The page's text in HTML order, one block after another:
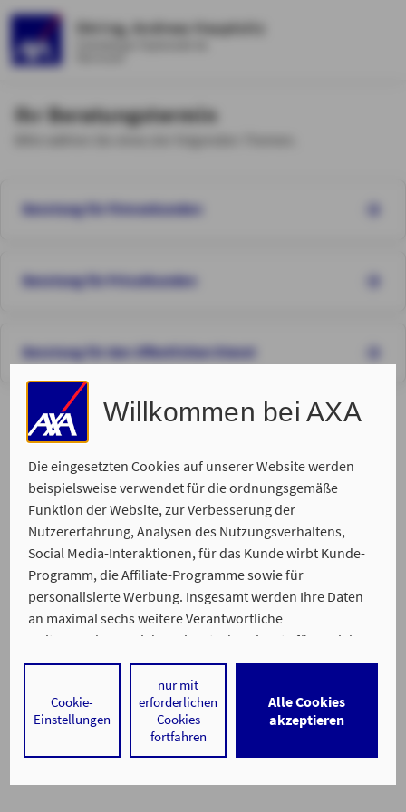
Willkommen bei AXA
Die eingesetzten Cookies auf unserer Website werden
beispielsweise verwendet für die ordnungsgemäße
Funktion der Website, zur Verbesserung der
Nutzererfahrung, Analysen des Nutzungsverhaltens,
Social Media-Interaktionen, für das Kunde wirbt Kunde-
Programm, die Affiliate-Programme sowie für
personalisierte Werbung. Insgesamt werden Ihre Daten
an maximal sechs weitere Verantwortliche
weitergegeben. Bei dem Einsatz der Dienste für Social
Media-Interaktionen und personalisierte Werbung
werden regelmäßig durch den jeweiligen Anbieter
individuelle Profile angelegt und mit Daten von anderen
Webseiten zu umfassenden Nutzungsprofilen von Ihnen
Alle Cookies
akzeptieren
nur mit
erforderlichen
Cookies
fortfahren
Cookie-
Einstellungen
Döring, Andreas Hauptsitz
Ihr Beratungstermin
Beratung für Firmenkunden
Beratung für Privatkunden
Beratung für den öffentlichen Dienst
Ein Service von
ImpressumDatenschutzBarrierefreiheit